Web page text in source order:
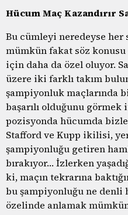
Hücum Maç Kazandırır
Bu cümleyi neredeyse her
mümkün fakat söz
için daha da özel oluyor.
üzere iki farklı takım
şampiyonluk maçlarında
başarılı olduğunu
pozisyonda hücumda
Stafford ve Kupp ikilisi,
şampiyonluğu getiren
bırakıyor… İzlerken
ki, maçın tekrarına
bu şampiyonluğu ne
özelinde anlamak